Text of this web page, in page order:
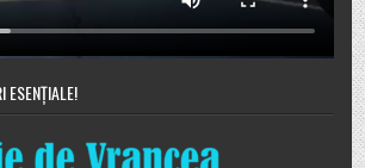
ESENȚIALE!